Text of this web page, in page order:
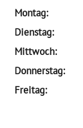
Montag:
Dienstag:
Mittwoch:
Donnerstag:
Freitag: